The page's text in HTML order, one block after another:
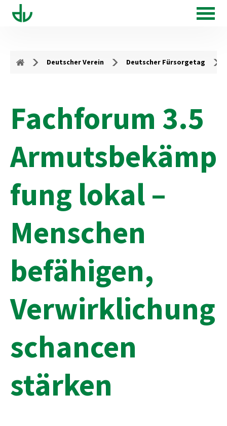
Deutscher Verein Deutscher Fürsorgetag
Fachforum 3.5
Armutsbekämp
fung lokal –
Menschen
befähigen,
Verwirklichung
schancen
stärken